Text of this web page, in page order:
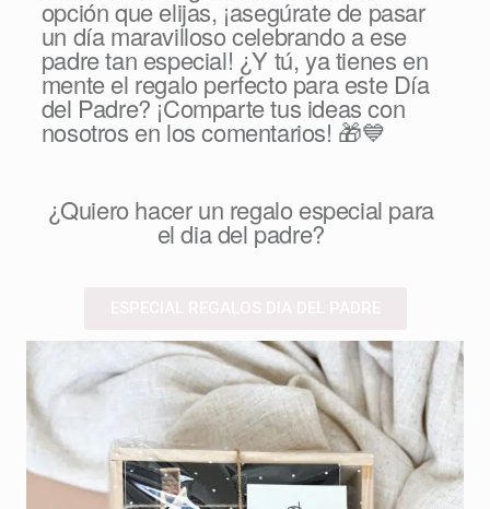
opción que elijas, ¡asegúrate de pasar
un día maravilloso celebrando a ese
padre tan especial! ¿Y tú, ya tienes en
mente el regalo perfecto para este Día
del Padre? ¡Comparte tus ideas con
nosotros en los comentarios! 🎁💙
¿Quiero hacer un regalo especial para
el dia del padre?